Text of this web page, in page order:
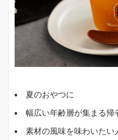
夏のおやつに
幅広い年齢層が集まる帰
素材の風味を味わいたい